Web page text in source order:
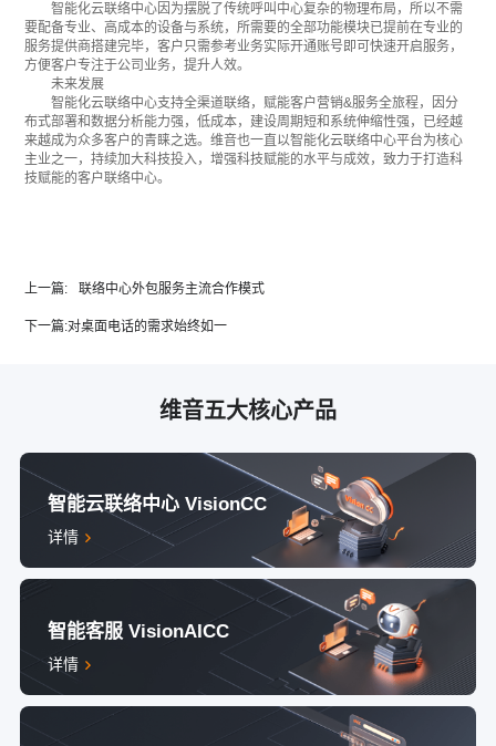
智能化云联络中心因为摆脱了传统呼叫中心复杂的物理布局，所以不需
要配备专业、高成本的设备与系统，所需要的全部功能模块已提前在专业的
服务提供商搭建完毕，客户只需参考业务实际开通账号即可快速开启服务，
方便客户专注于公司业务，提升人效。
未来发展
智能化云联络中心支持全渠道联络，赋能客户营销&服务全旅程，因分
布式部署和数据分析能力强，低成本，建设周期短和系统伸缩性强，已经越
来越成为众多客户的青睐之选。维音也一直以智能化云联络中心平台为核心
主业之一，持续加大科技投入，增强科技赋能的水平与成效，致力于打造科
技赋能的客户联络中心。
上一篇: 联络中心外包服务主流合作模式
下一篇:对桌面电话的需求始终如一
维音五大核心产品
智能云联络中心 VisionCC
详情
智能客服 VisionAICC
详情